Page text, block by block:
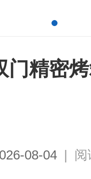
门精密
08-04 | 阅